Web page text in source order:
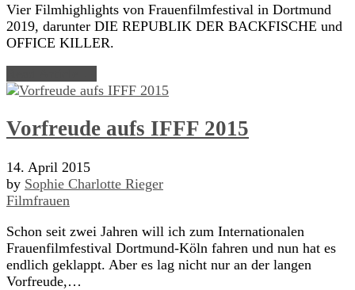
Vier Filmhighlights von Frauenfilmfestival in Dortmund
2019, darunter DIE REPUBLIK DER BACKFISCHE und
OFFICE KILLER.
Vorfreude aufs IFFF 2015
14. April 2015
by Sophie Charlotte Rieger
Filmfrauen
Schon seit zwei Jahren will ich zum Internationalen
Frauenfilmfestival Dortmund-Köln fahren und nun hat es
endlich geklappt. Aber es lag nicht nur an der langen
Vorfreude,…